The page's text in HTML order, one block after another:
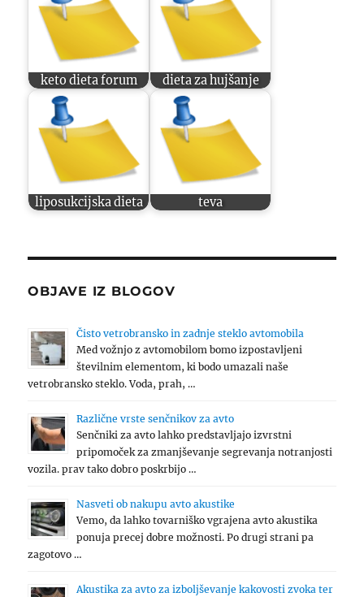
keto dieta forum dieta za hujšanje
liposukcijska dieta teva
OBJAVE IZ BLOGOV
Čisto vetrobransko in zadnje steklo avtomobila
Med vožnjo z avtomobilom bomo izpostavljeni
številnim elementom, ki bodo umazali naše
vetrobransko steklo. Voda, prah, …
Različne vrste senčnikov za avto
Senčniki za avto lahko predstavljajo izvrstni
pripomoček za zmanjševanje segrevanja notranjosti
vozila. prav tako dobro poskrbijo …
Nasveti ob nakupu avto akustike
Vemo, da lahko tovarniško vgrajena avto akustika
ponuja precej dobre možnosti. Po drugi strani pa
zagotovo …
Akustika za avto za izboljševanje kakovosti zvoka ter